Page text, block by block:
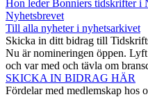
Hon leder Bonniers tidskrifter i
Nyhetsbrevet
Till alla nyheter i nyhetsarkivet
Skicka in ditt bidrag till
Nu är nomineringen öppen.
och var med och tävla om
SKICKA IN BIDRAG HÄR
Fördelar med medlemskap hos